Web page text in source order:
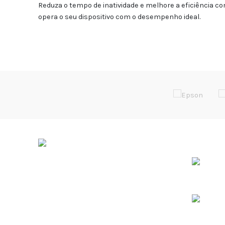
Reduza o tempo de inatividade e melhore a eficiência
opera o seu dispositivo com o desempenho ideal.